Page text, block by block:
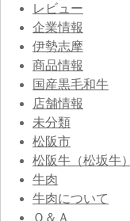
レビュー
企業情報
伊勢志摩
商品情報
国産黒毛和牛
店舗情報
未分類
松阪市
松阪牛（松坂牛）
牛肉
牛肉について
Ｑ＆Ａ